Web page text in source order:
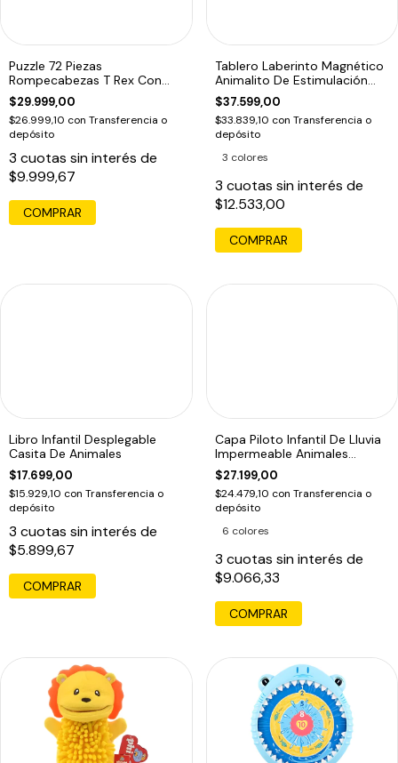
Puzzle 72 Piezas
Rompecabezas T Rex Con
Libro Las Dino Olimp
$29.999,00
$26.999,10 con Transferencia o
depósito
3 cuotas sin interés de
$9.999,67
Tablero Laberinto Magnético
Animalito De Estimulación
Motriz
$37.599,00
$33.839,10 con Transferencia o
depósito
3 colores
3 cuotas sin interés de
$12.533,00
COMPRAR
Libro Infantil Desplegable
Casita De Animales
$17.699,00
$15.929,10 con Transferencia o
depósito
3 cuotas sin interés de
$5.899,67
Capa Piloto Infantil De Lluvia
Impermeable Animales
Fantasia
$27.199,00
$24.479,10 con Transferencia o
depósito
6 colores
3 cuotas sin interés de
$9.066,33
COMPRAR